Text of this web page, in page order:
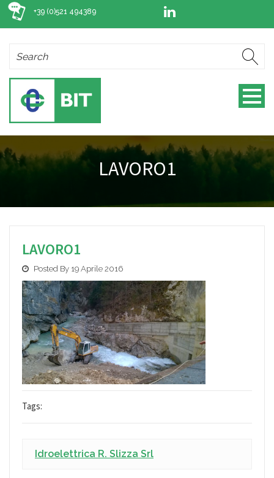
+39 (0)521 494389
LAVORO1
LAVORO1
Posted By 19 Aprile 2016
Tags:
Idroelettrica R. Slizza Srl